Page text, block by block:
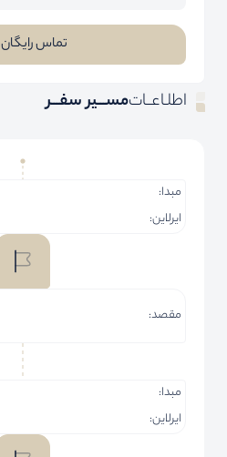
تماس رایگان
اطلـاعــاتمســـیر سفـــر
مبدا:
ایرلاین:
مقصد:
مبدا:
ایرلاین: